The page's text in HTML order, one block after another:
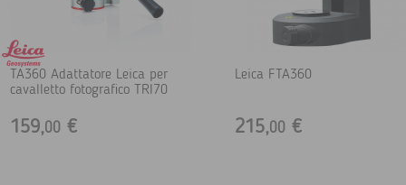
TA360 Adattatore Leica per
cavalletto fotografico TRI70
159,00 €
Leica FTA360
215,00 €